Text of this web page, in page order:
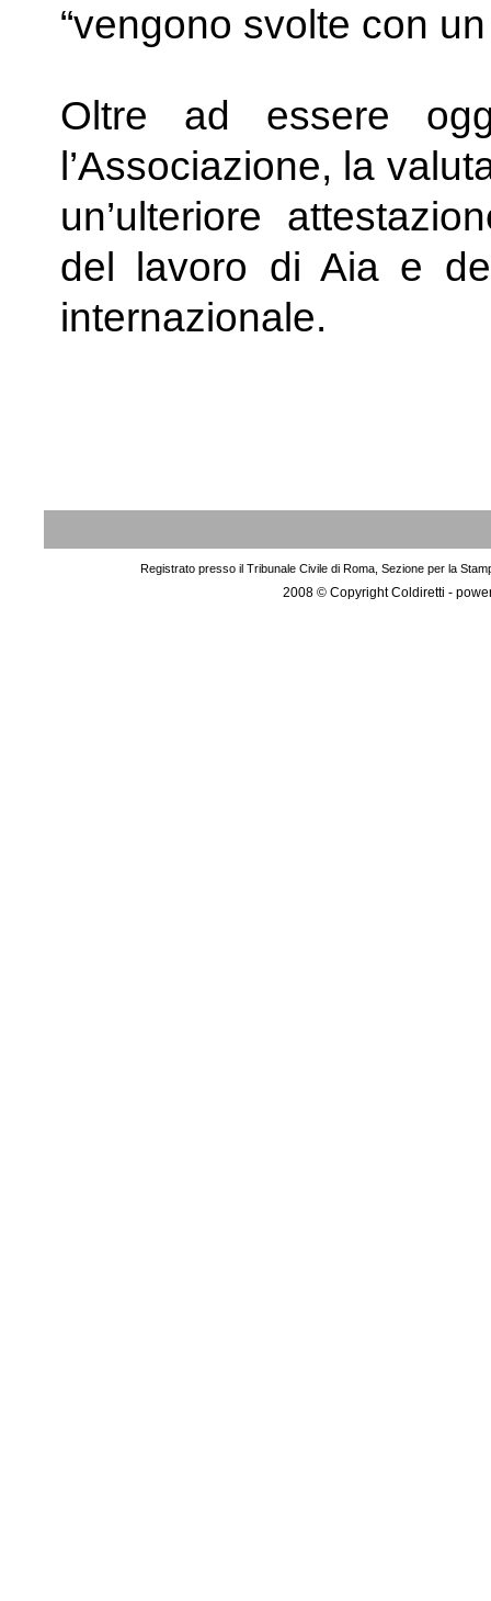
“vengono svolte con
Oltre ad essere
l’Associazione, la
un’ulteriore
del lavoro di Aia e
internazionale.
Registrato presso il Tribunale Civile di Roma, Sezione per la
2008 © Copyright Coldiretti -